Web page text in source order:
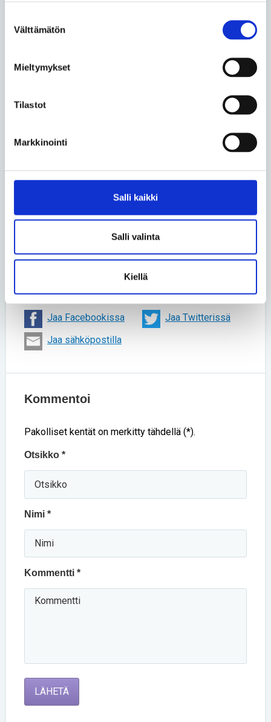
valinta
Välttämätön
Mieltymykset
Tilastot
Markkinointi
Salli kaikki
Salli valinta
Kiellä
– Nähdäkseni hyvä esteetön ympäristö ja laitteetkin
välttämättä edes huomaa, että niiden suunnittelussa
pitää olla aika pitkälti integroitu suoraan tuotteen
peruskäyttöön, sanoo Lappsetin liikuntavälineiden
Mertalan mukaan esteettömyys on Lappsetissa
senkin takia, että yrityksen suurimpia asiakkaita ovat
Teksti Timo Kiiski
Kuvat Timo Kiiski ja Essi Rikama
Lue lisää aihepiiristä
Jaa uutinen
Jaa Facebookissa
Jaa Twitterissä
Jaa sähköpostilla
Kommentoi
Pakolliset kentät on merkitty tähdellä (*).
Otsikko *
Nimi *
Kommentti *
LÄHETÄ